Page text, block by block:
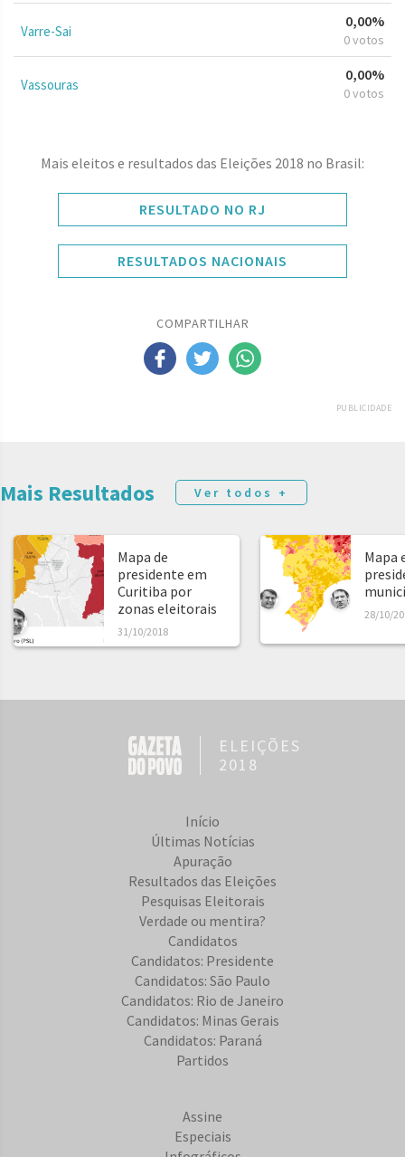
Varre-Sai
0,00%
0 votos
Vassouras
0,00%
0 votos
Mais eleitos e resultados das Eleições 2018 no Brasil:
RESULTADO NO RJ
RESULTADOS NACIONAIS
COMPARTILHAR
PUBLICIDADE
Mais Resultados Ver todos +
Mapa de
presidente em
Curitiba por
zonas eleitorais
31/10/2018
Mapa
28/10/
ELEIÇÕES
2018
Início
Últimas Notícias
Apuração
Resultados das Eleições
Pesquisas Eleitorais
Verdade ou mentira?
Candidatos
Candidatos: Presidente
Candidatos: São Paulo
Candidatos: Rio de Janeiro
Candidatos: Minas Gerais
Candidatos: Paraná
Partidos
Assine
Especiais